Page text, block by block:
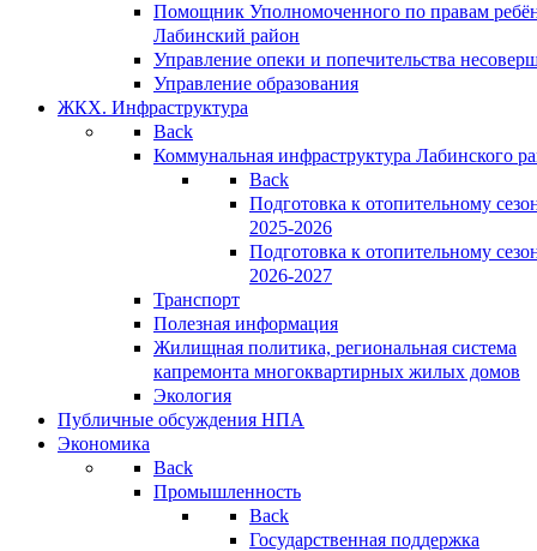
Помощник Уполномоченного по правам
Лабинский район
Управление опеки и попечительства
Управление образования
ЖКХ. Инфраструктура
Back
Коммунальная инфраструктура Лабинского
Back
Подготовка к отопительному
2025-2026
Подготовка к отопительному
2026-2027
Транспорт
Полезная информация
Жилищная политика, региональная система
капремонта многоквартирных жилых домов
Экология
Публичные обсуждения НПА
Экономика
Back
Промышленность
Back
Государственная поддержка